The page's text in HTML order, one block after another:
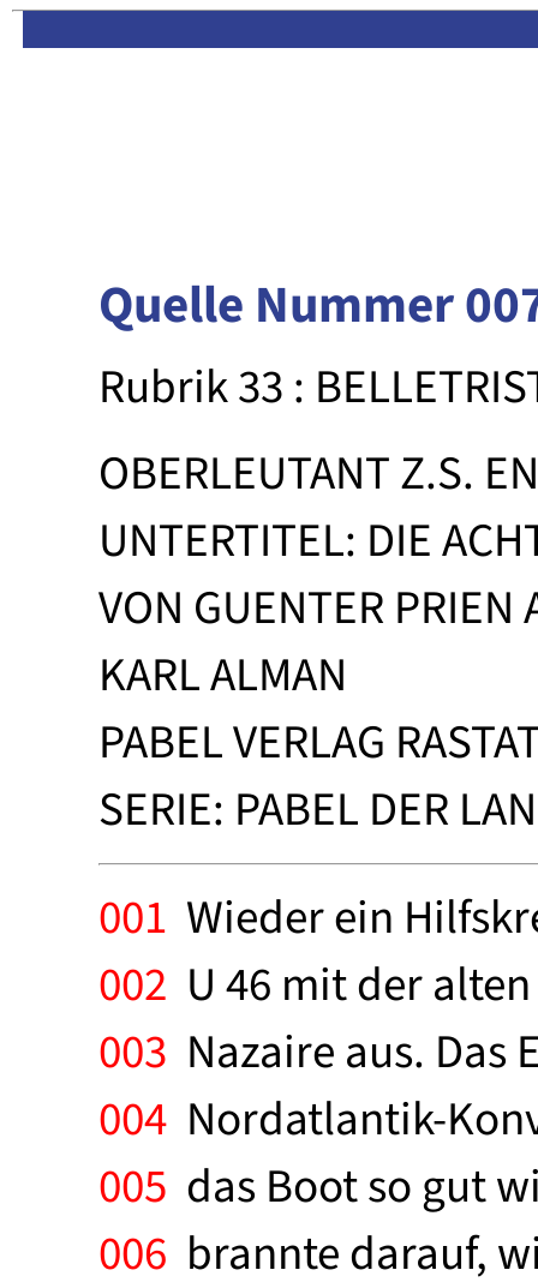
Quelle Nummer
Rubrik 33 :
OBERLEUTANT Z.S.
UNTERTITEL: DIE
VON GUENTER
KARL ALMAN
PABEL VERLAG
SERIE: PABEL DER
001 Wieder ein
002 U 46 mit der
003 Nazaire aus. Das
004 Nordatlantik-
005 das Boot so gut
006 brannte darauf,